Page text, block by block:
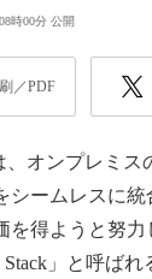
時00分 公開
／PDF
オンプレミス
シームレスに
を得ようと努
」と呼ばれ